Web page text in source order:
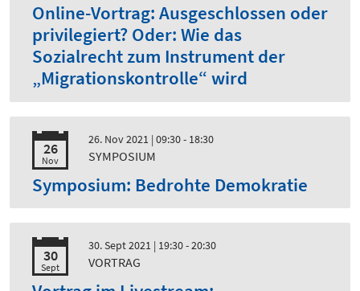
Online-Vortrag: Ausgeschlossen oder
privilegiert? Oder: Wie das
Sozialrecht zum Instrument der
„Migrationskontrolle“ wird
26
Nov
26. Nov 2021 | 09:30 - 18:30
SYMPOSIUM
Symposium: Bedrohte Demokratie
30
Sept
30. Sept 2021 | 19:30 - 20:30
VORTRAG